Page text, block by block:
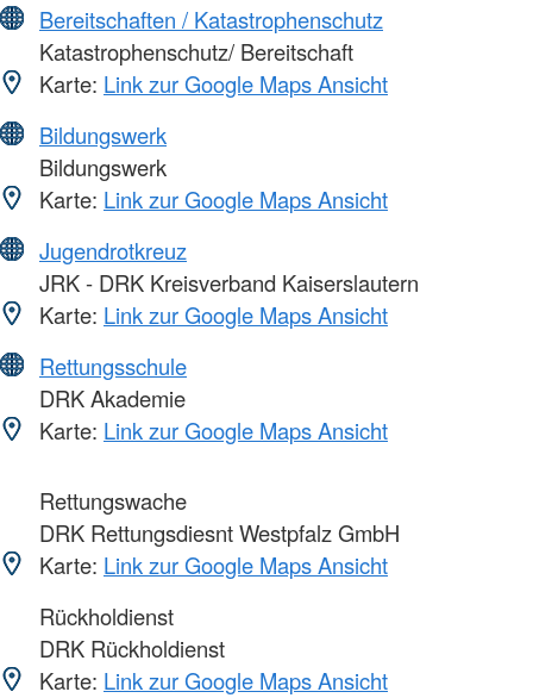
Bereitschaften / Katastrophenschutz
Katastrophenschutz/ Bereitschaft
Karte: Link zur Google Maps Ansicht
Bildungswerk
Bildungswerk
Karte: Link zur Google Maps Ansicht
Jugendrotkreuz
JRK - DRK Kreisverband Kaiserslautern
Karte: Link zur Google Maps Ansicht
Rettungsschule
DRK Akademie
Karte: Link zur Google Maps Ansicht
Rettungswache
DRK Rettungsdiesnt Westpfalz GmbH
Karte: Link zur Google Maps Ansicht
Rückholdienst
DRK Rückholdienst
Karte: Link zur Google Maps Ansicht